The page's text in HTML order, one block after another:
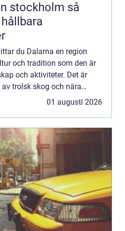
så
du Dalarna en region
och tradition som den är
och aktiviteter. Det är
trolsk skog och nära
01 augusti 2026